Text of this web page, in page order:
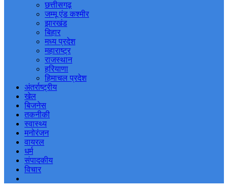
छत्तीसगढ़
जम्मू एंड कश्मीर
झारखंड
बिहार
मध्य प्रदेश
महाराष्ट्र
राजस्थान
हरियाणा
हिमाचल प्रदेश
अंतर्राष्ट्रीय
खेल
बिजनेस
तकनीकी
स्वास्थ्य
मनोरंजन
वायरल
धर्म
संपादकीय
विचार